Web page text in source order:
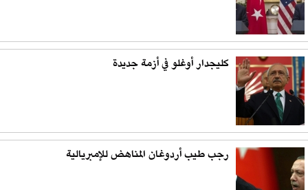
كليجدار أوغلو في أزمة جديدة
رجب طيب أردوغان المناهض للإمبريالية